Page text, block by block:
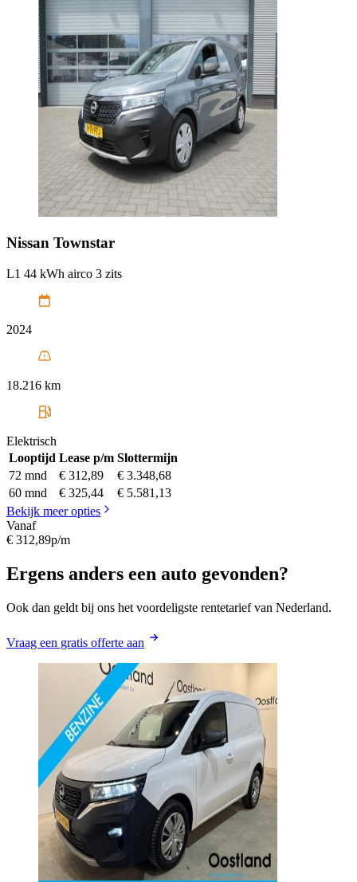
Nissan Townstar
L1 44 kWh airco 3 zits
2024
18.216 km
Elektrisch
Looptijd Lease p/m Slottermijn
72 mnd
€ 312,89
€ 3.348,68
60 mnd
€ 325,44
€ 5.581,13
Bekijk meer opties
Vanaf
€ 312,89p/m
Ergens anders een auto gevonden?
Ook dan geldt bij ons het voordeligste rentetarief van Nederland.
Vraag een gratis offerte aan